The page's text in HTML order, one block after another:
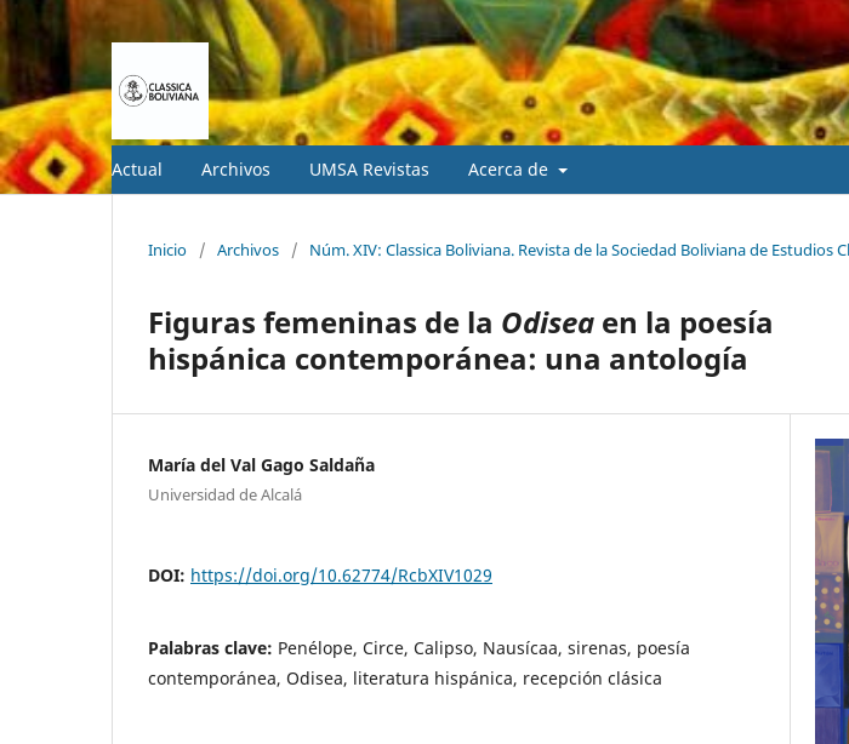
Actual Archivos UMSA Revistas Acerca de
Inicio / Archivos / Núm. XIV: Classica Boliviana. Revista de la Sociedad Boliviana de Estudios
Figuras femeninas de la Odisea en la poesía
hispánica contemporánea: una antología
María del Val Gago Saldaña
Universidad de Alcalá
DOI: https://doi.org/10.62774/RcbXIV1029
Palabras clave: Penélope, Circe, Calipso, Nausícaa, sirenas, poesía
contemporánea, Odisea, literatura hispánica, recepción clásica